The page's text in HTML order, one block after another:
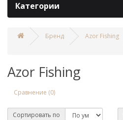
Категории
Бренд Azor Fishing
Azor Fishing
Сравнение (0)
Сортировать по